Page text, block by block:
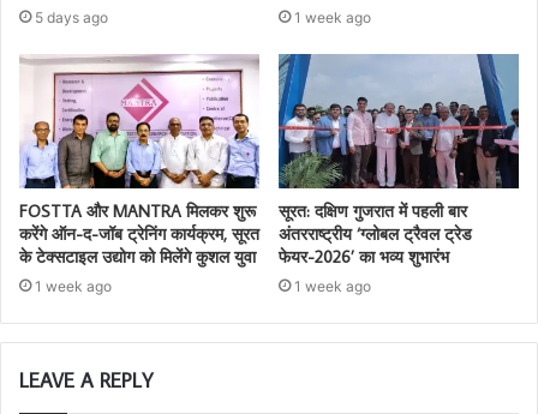
5 days ago 1 week ago
FOSTTA और MANTRA मिलकर शुरू
करेंगे ऑन-द-जॉब ट्रेनिंग कार्यक्रम, सूरत
के टेक्सटाइल उद्योग को मिलेंगे कुशल युवा
1 week ago
सूरत: दक्षिण गुजरात में पहली बार
अंतरराष्ट्रीय ‘ग्लोबल ट्रैवल ट्रेड
फेयर-2026’ का भव्य शुभारंभ
1 week ago
LEAVE A REPLY